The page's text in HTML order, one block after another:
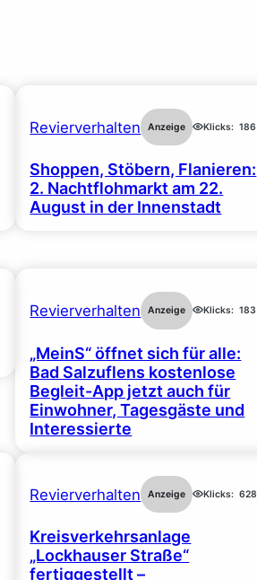
Revierverhalten Anzeige Klicks: 186
Shoppen, Stöbern, Flanieren:
2. Nachtflohmarkt am 22.
August in der Innenstadt
Revierverhalten Anzeige Klicks: 183
„MeinS“ öffnet sich für alle:
Bad Salzuflens kostenlose
Begleit-App jetzt auch für
Einwohner, Tagesgäste und
Interessierte
Revierverhalten Anzeige Klicks: 628
Kreisverkehrsanlage
„Lockhauser Straße“
fertiggestellt –